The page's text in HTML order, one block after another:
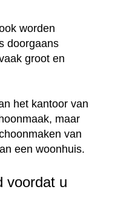
worden
doorgaans
groot en
het kantoor van
maar
van
een woonhuis.
voordat u